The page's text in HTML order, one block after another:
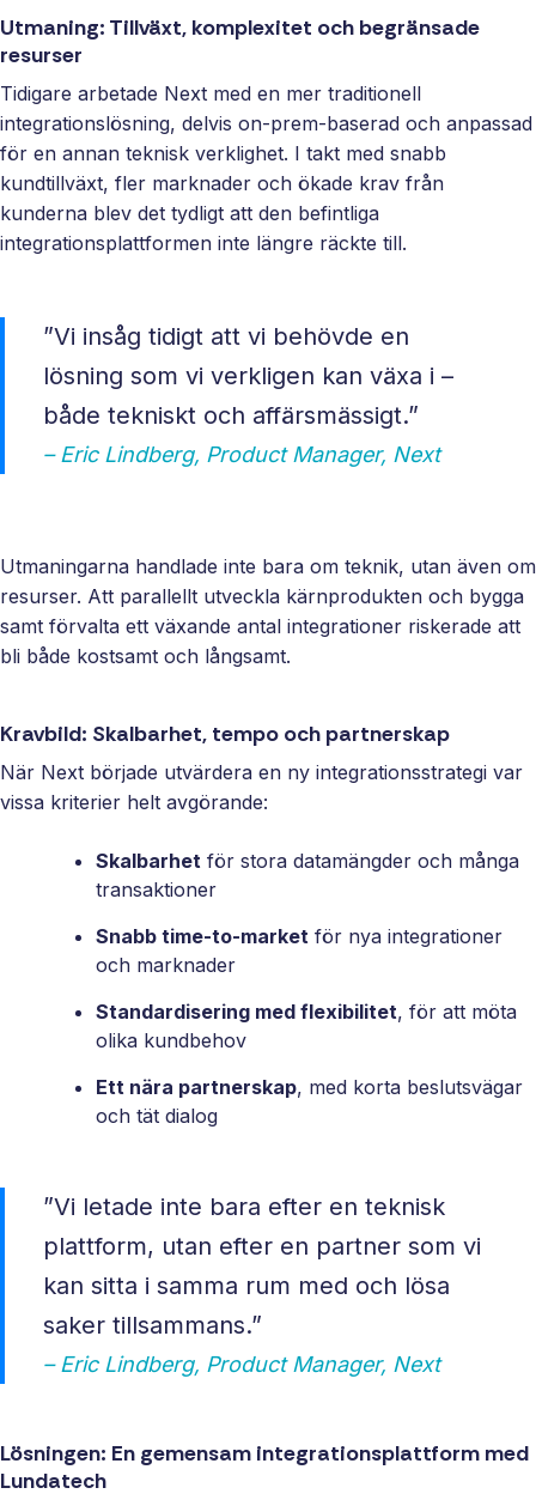
marknader,
affären, vi
bygger och
underhåller.
Utmaning: Tillväxt, komplexitet och begränsade
resurser
Tidigare arbetade Next med en mer traditionell
integrationslösning, delvis on‑prem‑baserad och anpassad
för en annan teknisk verklighet. I takt med snabb
kundtillväxt, fler marknader och ökade krav från
kunderna blev det tydligt att den befintliga
integrationsplattformen inte längre räckte till.
”Vi insåg tidigt att vi behövde en
lösning som vi verkligen kan växa i –
både tekniskt och affärsmässigt.”
– Eric Lindberg, Product Manager, Next
Utmaningarna handlade inte bara om teknik, utan även om
resurser. Att parallellt utveckla kärnprodukten och bygga
samt förvalta ett växande antal integrationer riskerade att
bli både kostsamt och långsamt.
Kravbild: Skalbarhet, tempo och partnerskap
När Next började utvärdera en ny integrationsstrategi var
vissa kriterier helt avgörande:
Skalbarhet för stora datamängder och många
transaktioner
Snabb time‑to‑market för nya integrationer
och marknader
Standardisering med flexibilitet, för att möta
olika kundbehov
Ett nära partnerskap, med korta beslutsvägar
och tät dialog
”Vi letade inte bara efter en teknisk
plattform, utan efter en partner som vi
kan sitta i samma rum med och lösa
saker tillsammans.”
– Eric Lindberg, Product Manager, Next
Lösningen: En gemensam integrationsplattform med
Lundatech